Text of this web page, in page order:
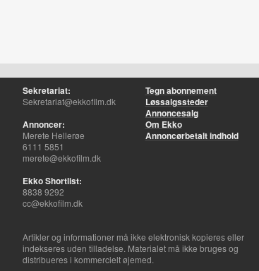
Sekretariat:
Sekretariat@ekkofilm.dk
Annoncer:
Merete Hellerøe
6111 5851
merete@ekkofilm.dk
Ekko Shortlist:
8838 9292
cc@ekkofilm.dk
Tegn abonnement
Løssalgssteder
Annoncesalg
Om Ekko
Annoncørbetalt indhold
Artikler og informationer må ikke elektronisk kopieres eller
indekseres uden tilladelse. Materialet må ikke bruges og
distribueres i kommercielt øjemed.